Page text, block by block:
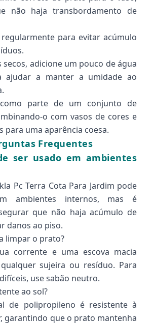
não haja transbordamento de
para evitar acúmulo
secos, adicione um pouco de água
ajudar a manter a umidade ao
parte de um conjunto de
o com vasos de cores e
para uma aparência coesa.
Frequentes
ser usado em ambientes
Pc Terra Cota Para Jardim pode
ambientes internos, mas é
que não haja acúmulo de
danos ao piso.
limpar o prato?
corrente e uma escova macia
sujeira ou resíduo. Para
use sabão neutro.
ao sol?
de polipropileno é resistente à
garantindo que o prato mantenha